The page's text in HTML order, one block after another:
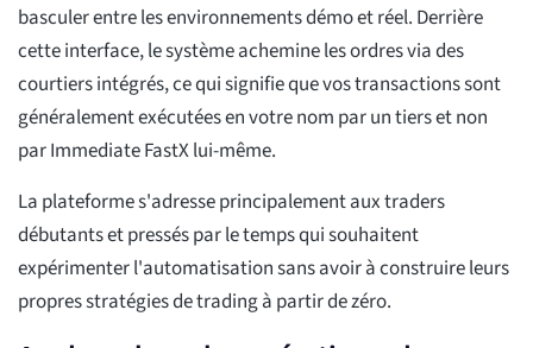
basculer entre les environnements démo et réel. Derrière
cette interface, le système achemine les ordres via des
courtiers intégrés, ce qui signifie que vos transactions sont
généralement exécutées en votre nom par un tiers et non
par Immediate FastX lui-même.
La plateforme s'adresse principalement aux traders
débutants et pressés par le temps qui souhaitent
expérimenter l'automatisation sans avoir à construire leurs
propres stratégies de trading à partir de zéro.